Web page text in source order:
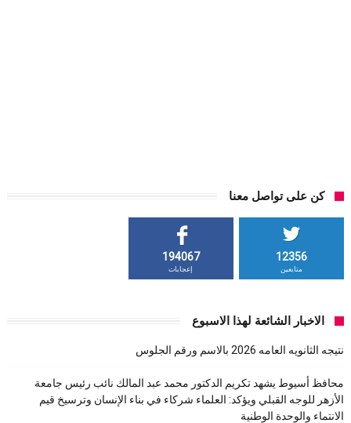
كن على تواصل معنا
12356
متابعين
194067
إعجابات
الاخبار الشائعة لهذا الاسبوع
نتيجه الثانويه العامه 2026 بالاسم ورقم الجلوس
محافظ أسيوط يشهد تكريم الدكتور محمد عبد المالك نائب رئيس جامعة
الأزهر للوجه القبلي ويؤكد: العلماء شركاء في بناء الإنسان وترسيخ قيم
الانتماء والوحدة الوطنية